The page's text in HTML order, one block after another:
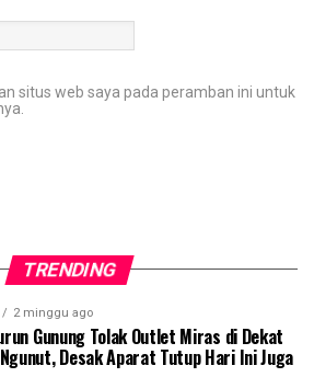
situs web saya pada peramban ini untuk
TRENDING
2 minggu ago
Gunung Tolak Outlet Miras di Dekat
Desak Aparat Tutup Hari Ini Juga